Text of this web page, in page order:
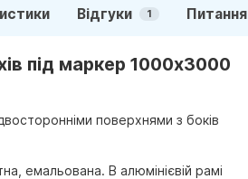
Відгуки 1
під маркер 1000х3000
поверхнями з боків
емальована. В алюмінієвій рамі